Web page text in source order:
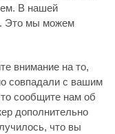
В нашей
Это мы можем
внимание на то,
совпадали с вашим
сообщите нам об
дополнительно
что вы